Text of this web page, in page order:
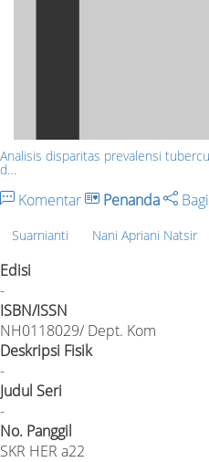
Analisis disparitas prevalensi
d…
Komentar Penanda
Suarnianti Nani Apriani Natsir
Edisi
-
ISBN/ISSN
NH0118029/ Dept. Kom
Deskripsi Fisik
-
Judul Seri
-
No. Panggil
SKR HER a22